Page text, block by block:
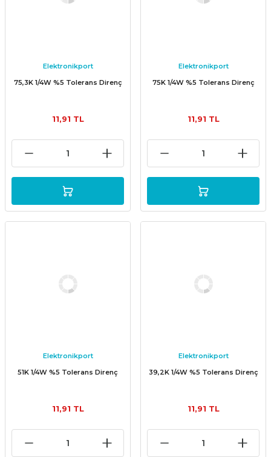
Elektronikport
75,3K 1/4W %5 Tolerans Direnç
11,91 TL
Elektronikport
75K 1/4W %5 Tolerans Direnç
11,91 TL
Elektronikport
51K 1/4W %5 Tolerans Direnç
11,91 TL
Elektronikport
39,2K 1/4W %5 Tolerans Direnç
11,91 TL